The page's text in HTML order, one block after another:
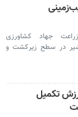
جهاد کشاورزی
در سطح زیرکشت و
تکمیل